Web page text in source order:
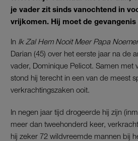
je vader zit sinds vanochtend in
vrijkomen. Hij moet de gevangenis
In Ik Zal Hem Nooit Meer Papa
Darian (45) over het eerste jaar na de
vader, Dominique Pelicot. Samen met
stond hij terecht in een van de meest
verkrachtingszaken ooit.
In negen jaar tijd drogeerde hij zijn
meer dan tweehonderd keer,
hij zeker 72 wildvreemde mannen bij